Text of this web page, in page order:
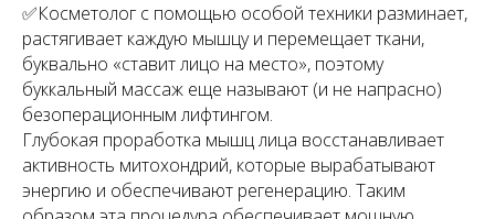
✅Косметолог с помощью особой техники разминает,
растягивает каждую мышцу и перемещает ткани,
буквально «ставит лицо на место», поэтому
буккальный массаж еще называют (и не напрасно)
безоперационным лифтингом.
Глубокая проработка мышц лица восстанавливает
активность митохондрий, которые вырабатывают
энергию и обеспечивают регенерацию. Таким